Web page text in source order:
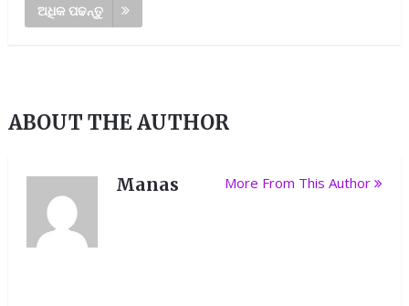
ଅଧିକ ପଢନ୍ତୁ
ABOUT THE AUTHOR
Manas More From This Author